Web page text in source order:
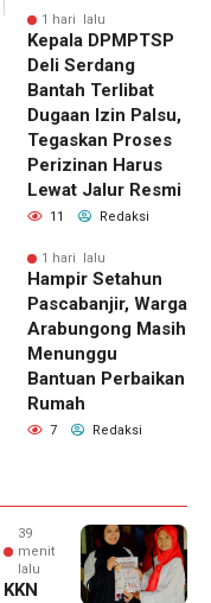
1 hari lalu
Kepala DPMPTSP
Deli Serdang
Bantah Terlibat
Dugaan Izin Palsu,
Tegaskan Proses
Perizinan Harus
Lewat Jalur Resmi
11 Redaksi
1 hari lalu
Hampir Setahun
Pascabanjir, Warga
Arabungong Masih
Menunggu
Bantuan Perbaikan
Rumah
7 Redaksi
39
menit
lalu
KKN